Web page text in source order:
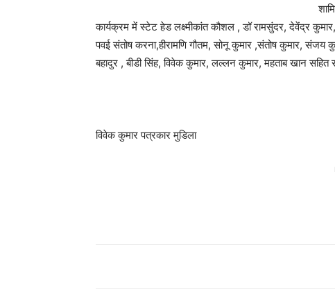
कार्यक्रम में स्टेट हेड लक्ष्मीकांत कौशल , डॉ रामसुंदर, देवेंद्र
पवई संतोष करना,हीरामणि गौतम, सोनू कुमार ,संतोष कुमार,
बहादुर , बीडी सिंह, विवेक कुमार, लल्लन कुमार, महताब खान
विवेक कुमार पत्रकार मुडिला